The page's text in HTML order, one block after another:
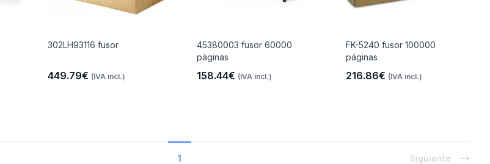
302LH93116 fusor
449.79€ (IVA incl.)
45380003 fusor 60000
páginas
158.44€ (IVA incl.)
FK-5240 fusor 100000
páginas
216.86€ (IVA incl.)
1 Siguiente